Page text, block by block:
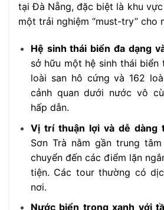
tại Đà Nẵng, đặc biệt là khu
một trải nghiệm “must-try” cho
Hệ sinh thái biển đa dạng
sở hữu một hệ sinh thái
loài san hô cứng và 162
cảnh quan dưới nước vô
hấp dẫn.
Vị trí thuận lợi và dễ dàng
Sơn Trà nằm gần trung
chuyển đến các điểm lặn
tiện. Các tour thường có
nơi.
Nước biển trong xanh với